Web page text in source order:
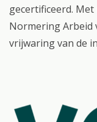
gecertificeerd.
Normering Arbeid
vrijwaring van de